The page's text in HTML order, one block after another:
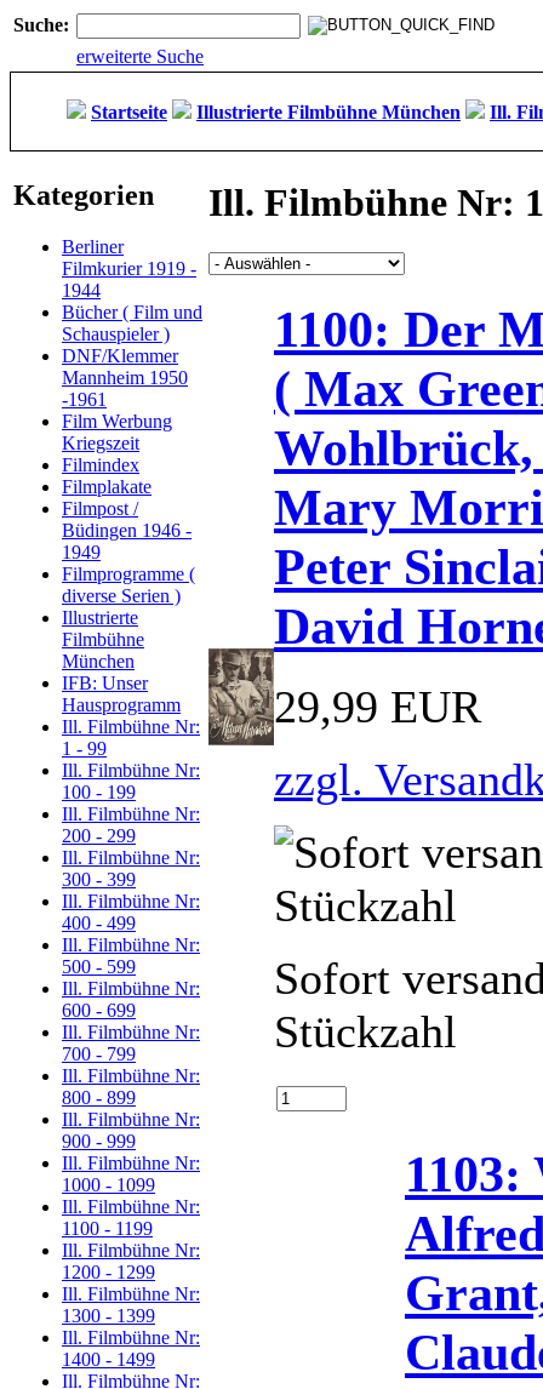
Suche:
erweiterte Suche
Startseite Illustrierte Filmbühne München Ill.
Kategorien
Berliner
Filmkurier 1919 -
1944
Bücher ( Film und
Schauspieler )
DNF/Klemmer
Mannheim 1950
-1961
Film Werbung
Kriegszeit
Filmindex
Filmplakate
Filmpost /
Büdingen 1946 -
1949
Filmprogramme (
diverse Serien )
Illustrierte
Filmbühne
München
IFB: Unser
Hausprogramm
Ill. Filmbühne Nr:
1 - 99
Ill. Filmbühne Nr:
100 - 199
Ill. Filmbühne Nr:
200 - 299
Ill. Filmbühne Nr:
300 - 399
Ill. Filmbühne Nr:
400 - 499
Ill. Filmbühne Nr:
500 - 599
Ill. Filmbühne Nr:
600 - 699
Ill. Filmbühne Nr:
700 - 799
Ill. Filmbühne Nr:
800 - 899
Ill. Filmbühne Nr:
900 - 999
Ill. Filmbühne Nr:
1000 - 1099
Ill. Filmbühne Nr:
1100 - 1199
Ill. Filmbühne Nr:
1200 - 1299
Ill. Filmbühne Nr:
1300 - 1399
Ill. Filmbühne Nr:
1400 - 1499
Ill. Filmbühne Nr:
Ill. Filmbühne Nr:
1100: Der
( Max
Mary
Peter
David
29,99 EUR
zzgl.
Sofort
Stückzahl
1103: